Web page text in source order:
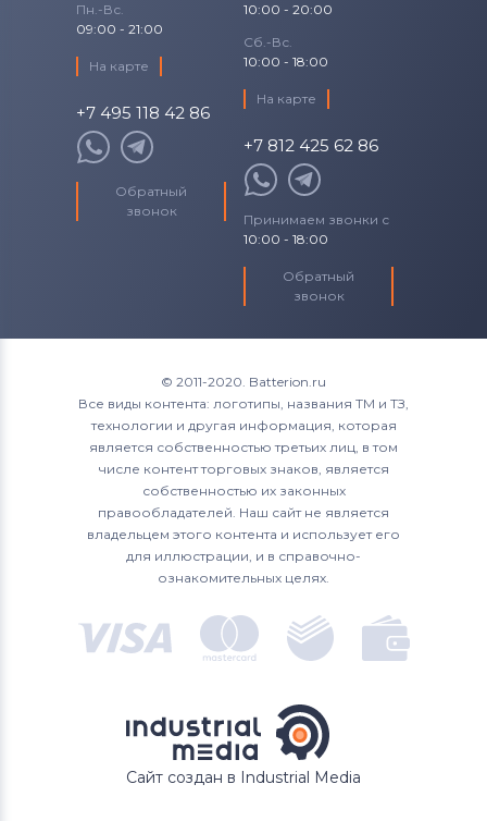
Пн.-Вс.
09:00 - 21:00
На карте
+7 495 118 42 86
Обратный
звонок
10:00 - 20:00
Сб.-Вс.
10:00 - 18:00
На карте
+7 812 425 62 86
Принимаем звонки с
10:00 - 18:00
Обратный
звонок
© 2011-2020. Batterion.ru
Все виды контента: логотипы, названия ТМ и ТЗ,
технологии и другая информация, которая
является собственностью третьих лиц, в том
числе контент торговых знаков, является
собственностью их законных
правообладателей. Наш сайт не является
владельцем этого контента и использует его
для иллюстрации, и в справочно-
ознакомительных целях.
Сайт создан в Industrial Media